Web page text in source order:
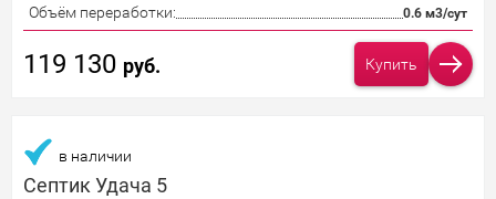
Объём переработки: 0.6 м3/сут
119 130 руб. Купить
в наличии
Септик Удача 5